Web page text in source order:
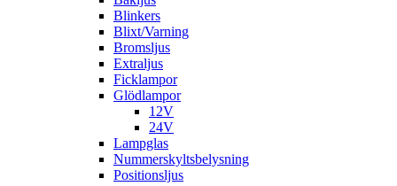
Blinkers
Blixt/Varning
Bromsljus
Extraljus
Ficklampor
Glödlampor
12V
24V
Lampglas
Nummerskyltsbelysning
Positionsljus